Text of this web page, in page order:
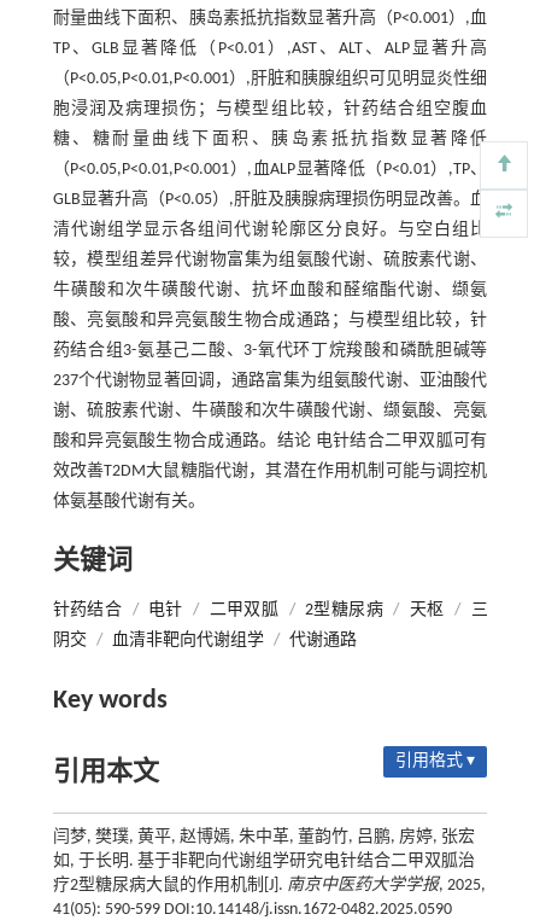
耐量曲线下面积、胰岛素抵抗指数显著升高（P<0.001）,血
TP、GLB显著降低（P<0.01）,AST、ALT、ALP显著升高
（P<0.05,P<0.01,P<0.001）,肝脏和胰腺组织可见明显炎性细
胞浸润及病理损伤；与模型组比较，针药结合组空腹血
糖、糖耐量曲线下面积、胰岛素抵抗指数显著降低
（P<0.05,P<0.01,P<0.001）,血ALP显著降低（P<0.01）,TP、
GLB显著升高（P<0.05）,肝脏及胰腺病理损伤明显改善。血
清代谢组学显示各组间代谢轮廓区分良好。与空白组比
较，模型组差异代谢物富集为组氨酸代谢、硫胺素代谢、
牛磺酸和次牛磺酸代谢、抗坏血酸和醛缩酯代谢、缬氨
酸、亮氨酸和异亮氨酸生物合成通路；与模型组比较，针
药结合组3-氨基己二酸、3-氧代环丁烷羧酸和磷酰胆碱等
237个代谢物显著回调，通路富集为组氨酸代谢、亚油酸代
谢、硫胺素代谢、牛磺酸和次牛磺酸代谢、缬氨酸、亮氨
酸和异亮氨酸生物合成通路。结论 电针结合二甲双胍可有
效改善T2DM大鼠糖脂代谢，其潜在作用机制可能与调控机
体氨基酸代谢有关。
关键词
针药结合 / 电针 / 二甲双胍 / 2型糖尿病 / 天枢 /
三
阴交 / 血清非靶向代谢组学 / 代谢通路
Key words
引用本文 引用格式 ▾
闫梦, 樊璞, 黄平, 赵博嫣, 朱中革, 董韵竹, 吕鹏, 房婷, 张宏
如, 于长明. 基于非靶向代谢组学研究电针结合二甲双胍治
疗2型糖尿病大鼠的作用机制[J]. 南京中医药大学学报, 2025,
41(05): 590-599 DOI:10.14148/j.issn.1672-0482.2025.0590